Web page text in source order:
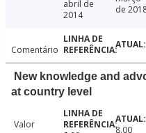
abril de
2014
de
Comentário
New knowledge and
at country level
Valor
8.00